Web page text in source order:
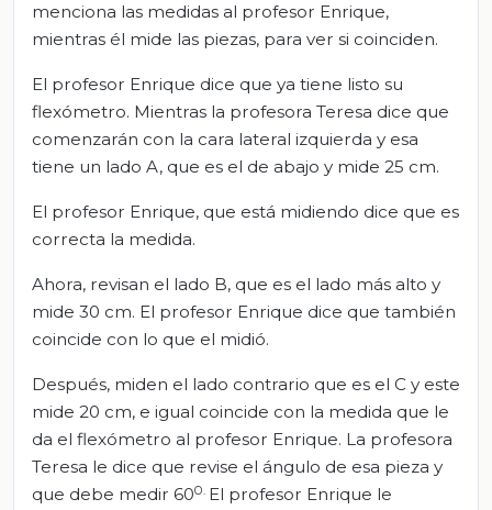
menciona las medidas al profesor Enrique,
mientras él mide las piezas, para ver si coinciden.
El profesor Enrique dice que ya tiene listo su
flexómetro. Mientras la profesora Teresa dice que
comenzarán con la cara lateral izquierda y esa
tiene un lado A, que es el de abajo y mide 25 cm.
El profesor Enrique, que está midiendo dice que es
correcta la medida.
Ahora, revisan el lado B, que es el lado más alto y
mide 30 cm. El profesor Enrique dice que también
coincide con lo que el midió.
Después, miden el lado contrario que es el C y este
mide 20 cm, e igual coincide con la medida que le
da el flexómetro al profesor Enrique. La profesora
Teresa le dice que revise el ángulo de esa pieza y
que debe medir 600. El profesor Enrique le